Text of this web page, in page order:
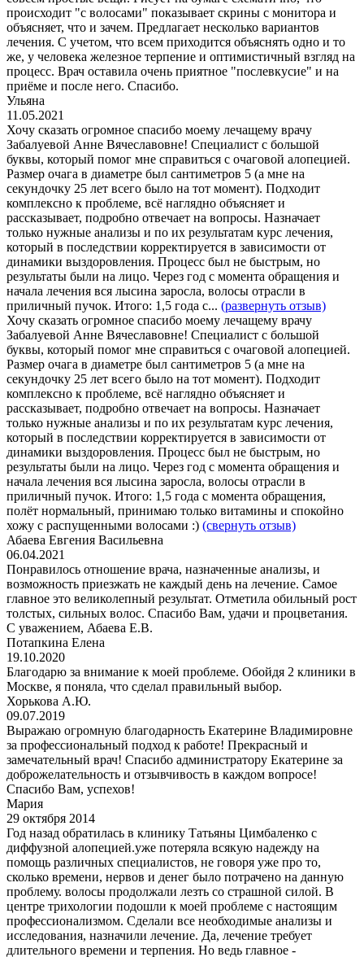
происходит "с волосами" показывает скрины с монитора и
объясняет, что и зачем. Предлагает несколько вариантов
лечения. С учетом, что всем приходится объяснять одно и то
же, у человека железное терпение и оптимистичный взгляд на
процесс. Врач оставила очень приятное "послевкусие" и на
приёме и после него. Спасибо.
Ульяна
11.05.2021
Хочу сказать огромное спасибо моему лечащему врачу
Забалуевой Анне Вячеславовне! Специалист с большой
буквы, который помог мне справиться с очаговой алопецией.
Размер очага в диаметре был сантиметров 5 (а мне на
секундочку 25 лет всего было на тот момент). Подходит
комплексно к проблеме, всё наглядно объясняет и
рассказывает, подробно отвечает на вопросы. Назначает
только нужные анализы и по их результатам курс лечения,
который в последствии корректируется в зависимости от
динамики выздоровления. Процесс был не быстрым, но
результаты были на лицо. Через год с момента обращения и
начала лечения вся лысина заросла, волосы отрасли в
приличный пучок. Итого: 1,5 года с... (развернуть отзыв)
Хочу сказать огромное спасибо моему лечащему врачу
Забалуевой Анне Вячеславовне! Специалист с большой
буквы, который помог мне справиться с очаговой алопецией.
Размер очага в диаметре был сантиметров 5 (а мне на
секундочку 25 лет всего было на тот момент). Подходит
комплексно к проблеме, всё наглядно объясняет и
рассказывает, подробно отвечает на вопросы. Назначает
только нужные анализы и по их результатам курс лечения,
который в последствии корректируется в зависимости от
динамики выздоровления. Процесс был не быстрым, но
результаты были на лицо. Через год с момента обращения и
начала лечения вся лысина заросла, волосы отрасли в
приличный пучок. Итого: 1,5 года с момента обращения,
полёт нормальный, принимаю только витамины и спокойно
хожу с распущенными волосами :) (свернуть отзыв)
Абаева Евгения Васильевна
06.04.2021
Понравилось отношение врача, назначенные анализы, и
возможность приезжать не каждый день на лечение. Самое
главное это великолепный результат. Отметила обильный рост
толстых, сильных волос. Спасибо Вам, удачи и процветания.
С уважением, Абаева Е.В.
Потапкина Елена
19.10.2020
Благодарю за внимание к моей проблеме. Обойдя 2 клиники в
Москве, я поняла, что сделал правильный выбор.
Хорькова А.Ю.
09.07.2019
Выражаю огромную благодарность Екатерине Владимировне
за профессиональный подход к работе! Прекрасный и
замечательный врач! Спасибо администратору Екатерине за
доброжелательность и отзывчивость в каждом вопросе!
Спасибо Вам, успехов!
Мария
29 октября 2014
Год назад обратилась в клинику Татьяны Цимбаленко с
диффузной алопецией.уже потеряла всякую надежду на
помощь различных специалистов, не говоря уже про то,
сколько времени, нервов и денег было потрачено на данную
проблему. волосы продолжали лезть со страшной силой. В
центре трихологии подошли к моей проблеме с настоящим
профессионализмом. Сделали все необходимые анализы и
исследования, назначили лечение. Да, лечение требует
длительного времени и терпения. Но ведь главное -